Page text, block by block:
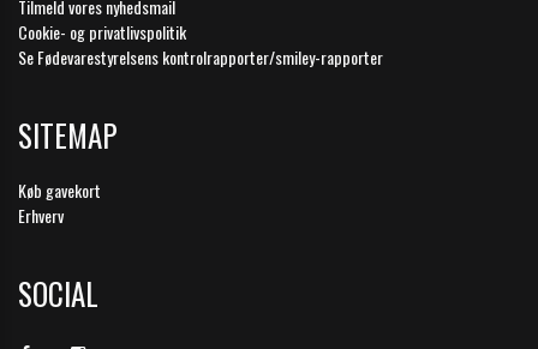
Tilmeld vores nyhedsmail
Cookie- og privatlivspolitik
Se Fødevarestyrelsens kontrolrapporter/smiley-rapporter
SITEMAP
Køb gavekort
Erhverv
SOCIAL